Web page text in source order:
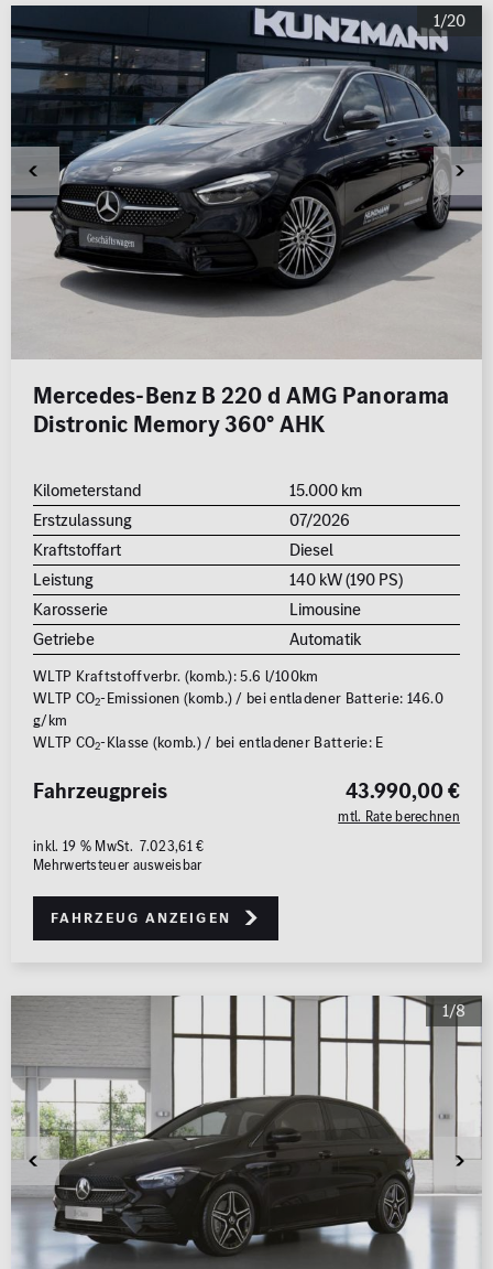
MwSt. ausweisbar 1/20
Mercedes-Benz B 220 d AMG Panorama
Distronic Memory 360° AHK
Kilometerstand
15.000 km
Erstzulassung
07/2026
Kraftstoffart
Diesel
Leistung
140 kW (190 PS)
Karosserie
Limousine
Getriebe
Automatik
WLTP Kraftstoffverbr. (komb.): 5.6 l/100km
WLTP CO2-Emissionen (komb.) / bei entladener Batterie: 146.0
g/km
WLTP CO2-Klasse (komb.) / bei entladener Batterie: E
43.990,00 €
mtl. Rate berechnen
Fahrzeugpreis
inkl. 19 % MwSt. 7.023,61 €
Mehrwertsteuer ausweisbar
Fahrzeug anzeigen
1/8